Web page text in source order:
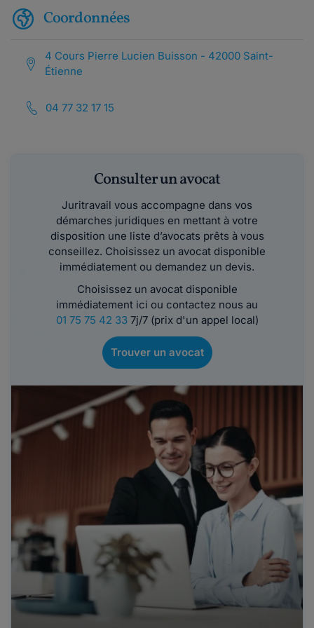
Coordonnées
4 Cours Pierre Lucien Buisson - 42000 Saint-
Étienne
04 77 32 17 15
Consulter un avocat
Juritravail vous accompagne dans vos
démarches juridiques en mettant à votre
disposition une liste d’avocats prêts à vous
conseillez. Choisissez un avocat disponible
immédiatement ou demandez un devis.
Choisissez un avocat disponible
immédiatement ici ou contactez nous au
01 75 75 42 337j/7 (prix d'un appel local)
Trouver un avocat